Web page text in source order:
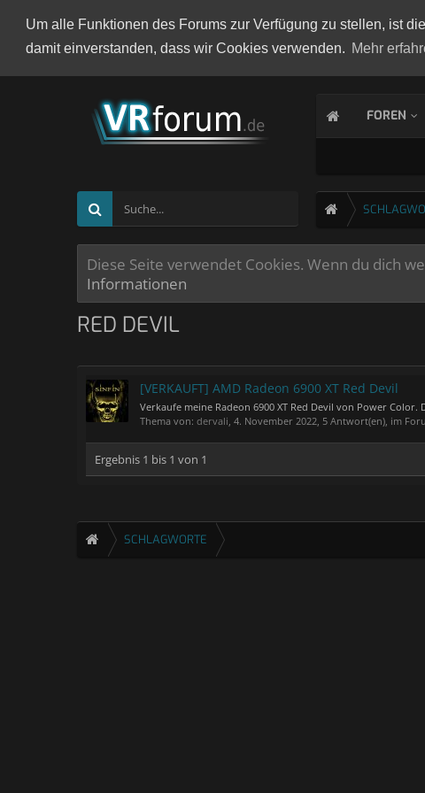
Um alle Funktionen des Forums zur Verfügung zu stellen, ist
damit einverstanden, dass wir Cookies verwenden. Mehr
FOREN
Diese Seite verwendet Cookies. Wenn du dich
Informationen
RED DEVIL
[VERKAUFT] AMD Radeon 6900 XT Red Devil
Verkaufe meine Radeon 6900 XT Red Devil von Power
Thema von: dervali, 4. November 2022, 5 Antwort(en), im
Ergebnis 1 bis 1 von 1
SCHLAGWORTE